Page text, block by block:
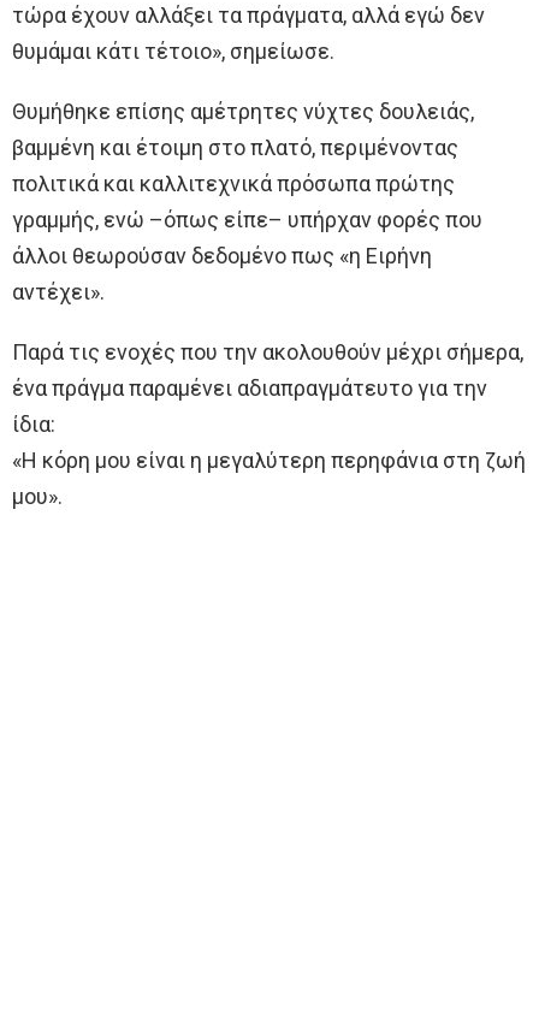
τώρα έχουν αλλάξει τα πράγματα, αλλά εγώ δεν
θυμάμαι κάτι τέτοιο», σημείωσε.
Θυμήθηκε επίσης αμέτρητες νύχτες δουλειάς,
βαμμένη και έτοιμη στο πλατό, περιμένοντας
πολιτικά και καλλιτεχνικά πρόσωπα πρώτης
γραμμής, ενώ –όπως είπε– υπήρχαν φορές που
άλλοι θεωρούσαν δεδομένο πως «η Ειρήνη
αντέχει».
Παρά τις ενοχές που την ακολουθούν μέχρι σήμερα,
ένα πράγμα παραμένει αδιαπραγμάτευτο για την
ίδια:
«Η κόρη μου είναι η μεγαλύτερη περηφάνια στη ζωή
μου».